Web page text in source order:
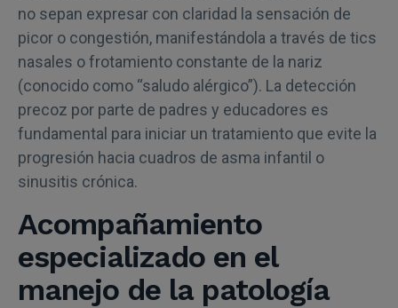
no sepan expresar con claridad la sensación de
picor o congestión, manifestándola a través de tics
nasales o frotamiento constante de la nariz
(conocido como “saludo alérgico”). La detección
precoz por parte de padres y educadores es
fundamental para iniciar un tratamiento que evite la
progresión hacia cuadros de asma infantil o
sinusitis crónica.
Acompañamiento
especializado en el
manejo de la patología